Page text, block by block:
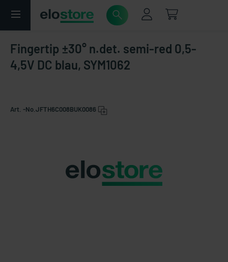
Fingertip ±30° n.det. semi-red 0,5-
4,5V DC blau, SYM1062
Art. -No. JFTH6C008BUK0086